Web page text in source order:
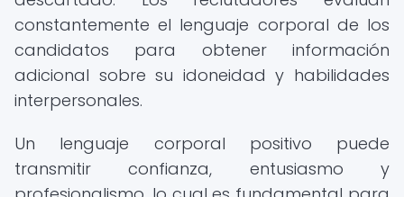
constantemente el lenguaje corporal de los
candidatos para obtener información
adicional sobre su idoneidad y habilidades
interpersonales.
Un lenguaje corporal positivo puede
transmitir confianza, entusiasmo y